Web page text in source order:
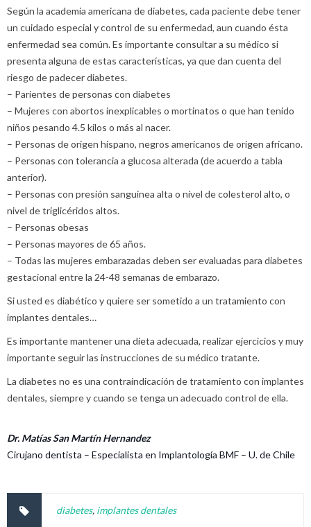
Según la academia americana de diabetes, cada paciente debe tener
un cuidado especial y control de su enfermedad, aun cuando ésta
enfermedad sea común. Es importante consultar a su médico si
presenta alguna de estas características, ya que dan cuenta del
riesgo de padecer diabetes.
– Parientes de personas con diabetes
– Mujeres con abortos inexplicables o mortinatos o que han tenido
niños pesando 4.5 kilos o más al nacer.
– Personas de origen hispano, negros americanos de origen africano.
– Personas con tolerancia a glucosa alterada (de acuerdo a tabla
anterior).
– Personas con presión sanguínea alta o nivel de colesterol alto, o
nivel de triglicéridos altos.
– Personas obesas
– Personas mayores de 65 años.
– Todas las mujeres embarazadas deben ser evaluadas para diabetes
gestacional entre la 24-48 semanas de embarazo.
Si usted es diabético y quiere ser sometido a un tratamiento con
implantes dentales…
Es importante mantener una dieta adecuada, realizar ejercicios y muy
importante seguir las instrucciones de su médico tratante.
La diabetes no es una contraindicación de tratamiento con implantes
dentales, siempre y cuando se tenga un adecuado control de ella.
Dr. Matías San Martín Hernandez
Cirujano dentista – Especialista en Implantología BMF – U. de Chile
diabetes, implantes dentales